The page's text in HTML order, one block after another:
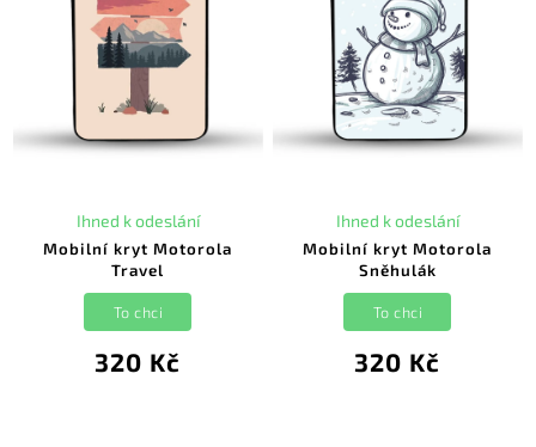
Mobilní kryt Motorola
Travel
Ihned k odeslání
320 Kč
To chci
Mobilní kryt Motorola
Sněhulák
Ihned k odeslání
320 Kč
To chci